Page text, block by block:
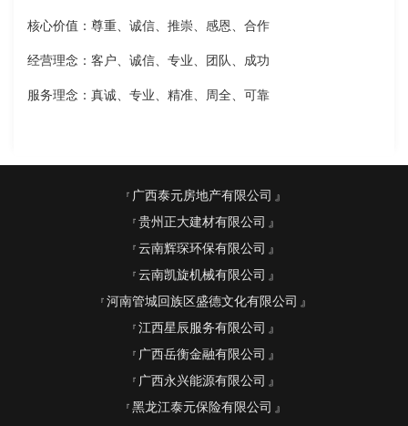
核心价值：尊重、诚信、推崇、感恩、合作
经营理念：客户、诚信、专业、团队、成功
服务理念：真诚、专业、精准、周全、可靠
广西泰元房地产有限公司
贵州正大建材有限公司
云南辉琛环保有限公司
云南凯旋机械有限公司
河南管城回族区盛德文化有限公司
江西星辰服务有限公司
广西岳衡金融有限公司
广西永兴能源有限公司
黑龙江泰元保险有限公司